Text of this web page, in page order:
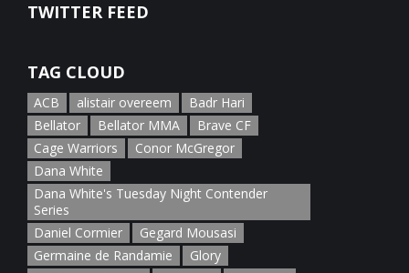
Gracie vs. Logan S...
TWITTER FEED
TAG CLOUD
ACB alistair overeem
Badr Hari
Bellator
Bellator MMA
Brave CF
Cage Warriors
Conor McGregor
Dana White
Dana White's Tuesday Night Contender
Series
Daniel Cormier
Gegard Mousasi
Germaine de Randamie
Glory